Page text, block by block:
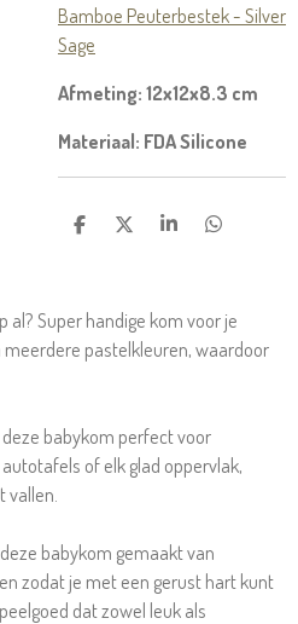
Bamboe Peuterbestek - Silver
Sage
Afmeting: 12x12x8.3 cm
Materiaal: FDA Silicone
D
N
D
S
E
D
N
al? Super handige kom voor je
meerdere pastelkleuren, waardoor
babykom perfect voor
of elk glad oppervlak,
babykom gemaakt van
zodat je met een gerust hart kunt
dat zowel leuk als